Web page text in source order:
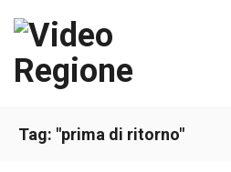
Tag: "prima di ritorno"